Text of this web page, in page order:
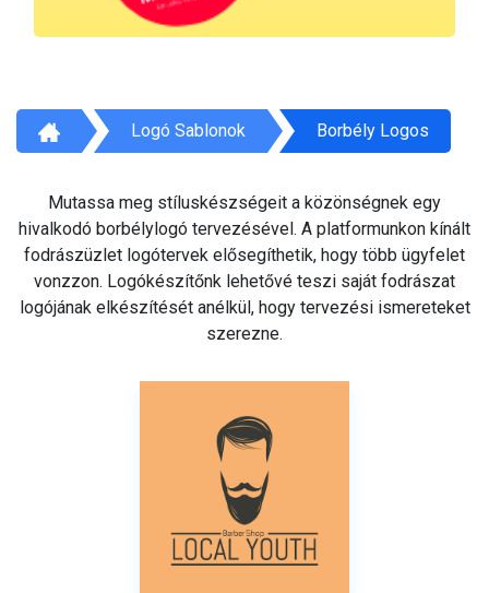
Logó Sablonok Borbély Logos
Mutassa meg stíluskészségeit a közönségnek egy
hivalkodó borbélylogó tervezésével. A platformunkon kínált
fodrászüzlet logótervek elősegíthetik, hogy több ügyfelet
vonzzon. Logókészítőnk lehetővé teszi saját fodrászat
logójának elkészítését anélkül, hogy tervezési ismereteket
szerezne.